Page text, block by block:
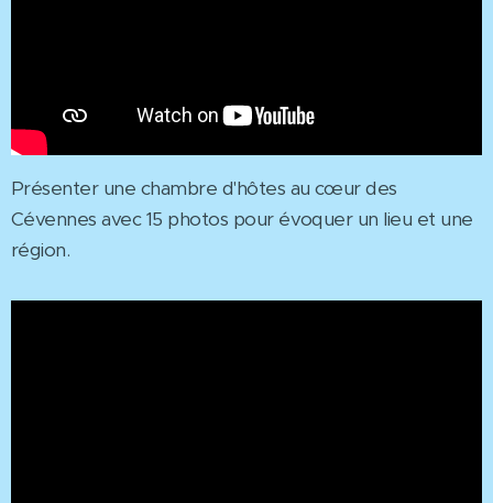
Présenter une chambre d'hôtes au cœur des
Cévennes avec 15 photos pour évoquer un lieu et une
région.